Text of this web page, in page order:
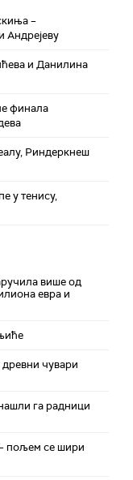
–
Андрејеву
и Данилина
финала
Риндеркнеш
у тенису,
више од
евра и
чувари
га радници
пољем се шири